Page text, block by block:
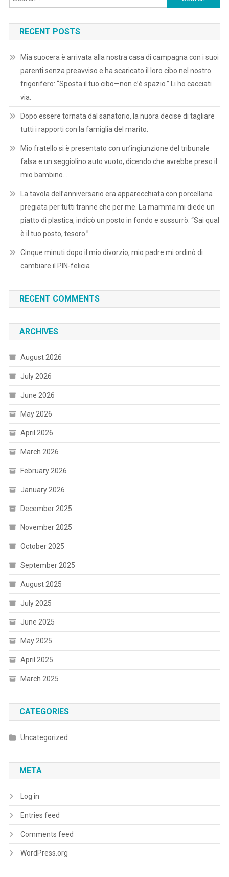
for:
RECENT POSTS
Mia suocera è arrivata alla nostra casa di campagna con i suoi
parenti senza preavviso e ha scaricato il loro cibo nel nostro
frigorifero: “Sposta il tuo cibo—non c’è spazio.” Li ho cacciati
via.
Dopo essere tornata dal sanatorio, la nuora decise di tagliare
tutti i rapporti con la famiglia del marito.
Mio fratello si è presentato con un’ingiunzione del tribunale
falsa e un seggiolino auto vuoto, dicendo che avrebbe preso il
mio bambino…
La tavola dell’anniversario era apparecchiata con porcellana
pregiata per tutti tranne che per me. La mamma mi diede un
piatto di plastica, indicò un posto in fondo e sussurrò: “Sai qual
è il tuo posto, tesoro.”
Cinque minuti dopo il mio divorzio, mio padre mi ordinò di
cambiare il PIN-felicia
RECENT COMMENTS
ARCHIVES
August 2026
July 2026
June 2026
May 2026
April 2026
March 2026
February 2026
January 2026
December 2025
November 2025
October 2025
September 2025
August 2025
July 2025
June 2025
May 2025
April 2025
March 2025
CATEGORIES
Uncategorized
META
Log in
Entries feed
Comments feed
WordPress.org